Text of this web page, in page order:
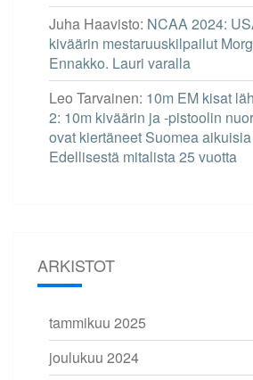
Juha Haavisto: NCAA 2024:
kiväärin mestaruuskilpailut
Ennakko. Lauri varalla
Leo Tarvainen: 10m EM kisat
2: 10m kiväärin ja -pistoolin
ovat kiertäneet Suomea
Edellisestä mitalista 25 vuotta
ARKISTOT
tammikuu 2025
joulukuu 2024